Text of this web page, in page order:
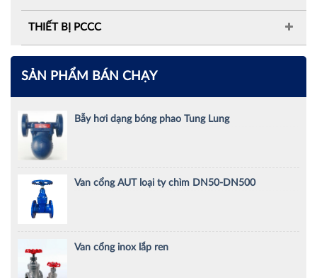
THIẾT BỊ PCCC
SẢN PHẨM BÁN CHẠY
Bẫy hơi dạng bóng phao Tung Lung
Van cổng AUT loại ty chìm DN50-DN500
Van cổng inox lắp ren